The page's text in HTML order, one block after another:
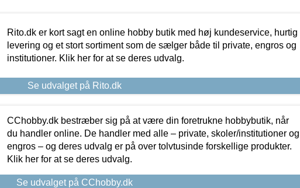
Rito.dk er kort sagt en online hobby butik med høj kundeservice, hurtig
levering og et stort sortiment som de sælger både til private, engros og
institutioner. Klik her for at se deres udvalg.
Se udvalget på Rito.dk
CChobby.dk bestræber sig på at være din foretrukne hobbybutik, når
du handler online. De handler med alle – private, skoler/institutioner og
engros – og deres udvalg er på over tolvtusinde forskellige produkter.
Klik her for at se deres udvalg.
Se udvalget på CChobby.dk